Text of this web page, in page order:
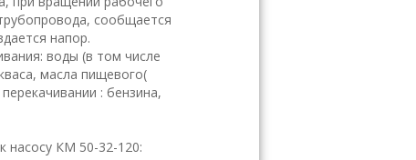
сообщается
напор.
воды (в том числе
масла пищевого(
: бензина,
насосу КМ 50-32-120: